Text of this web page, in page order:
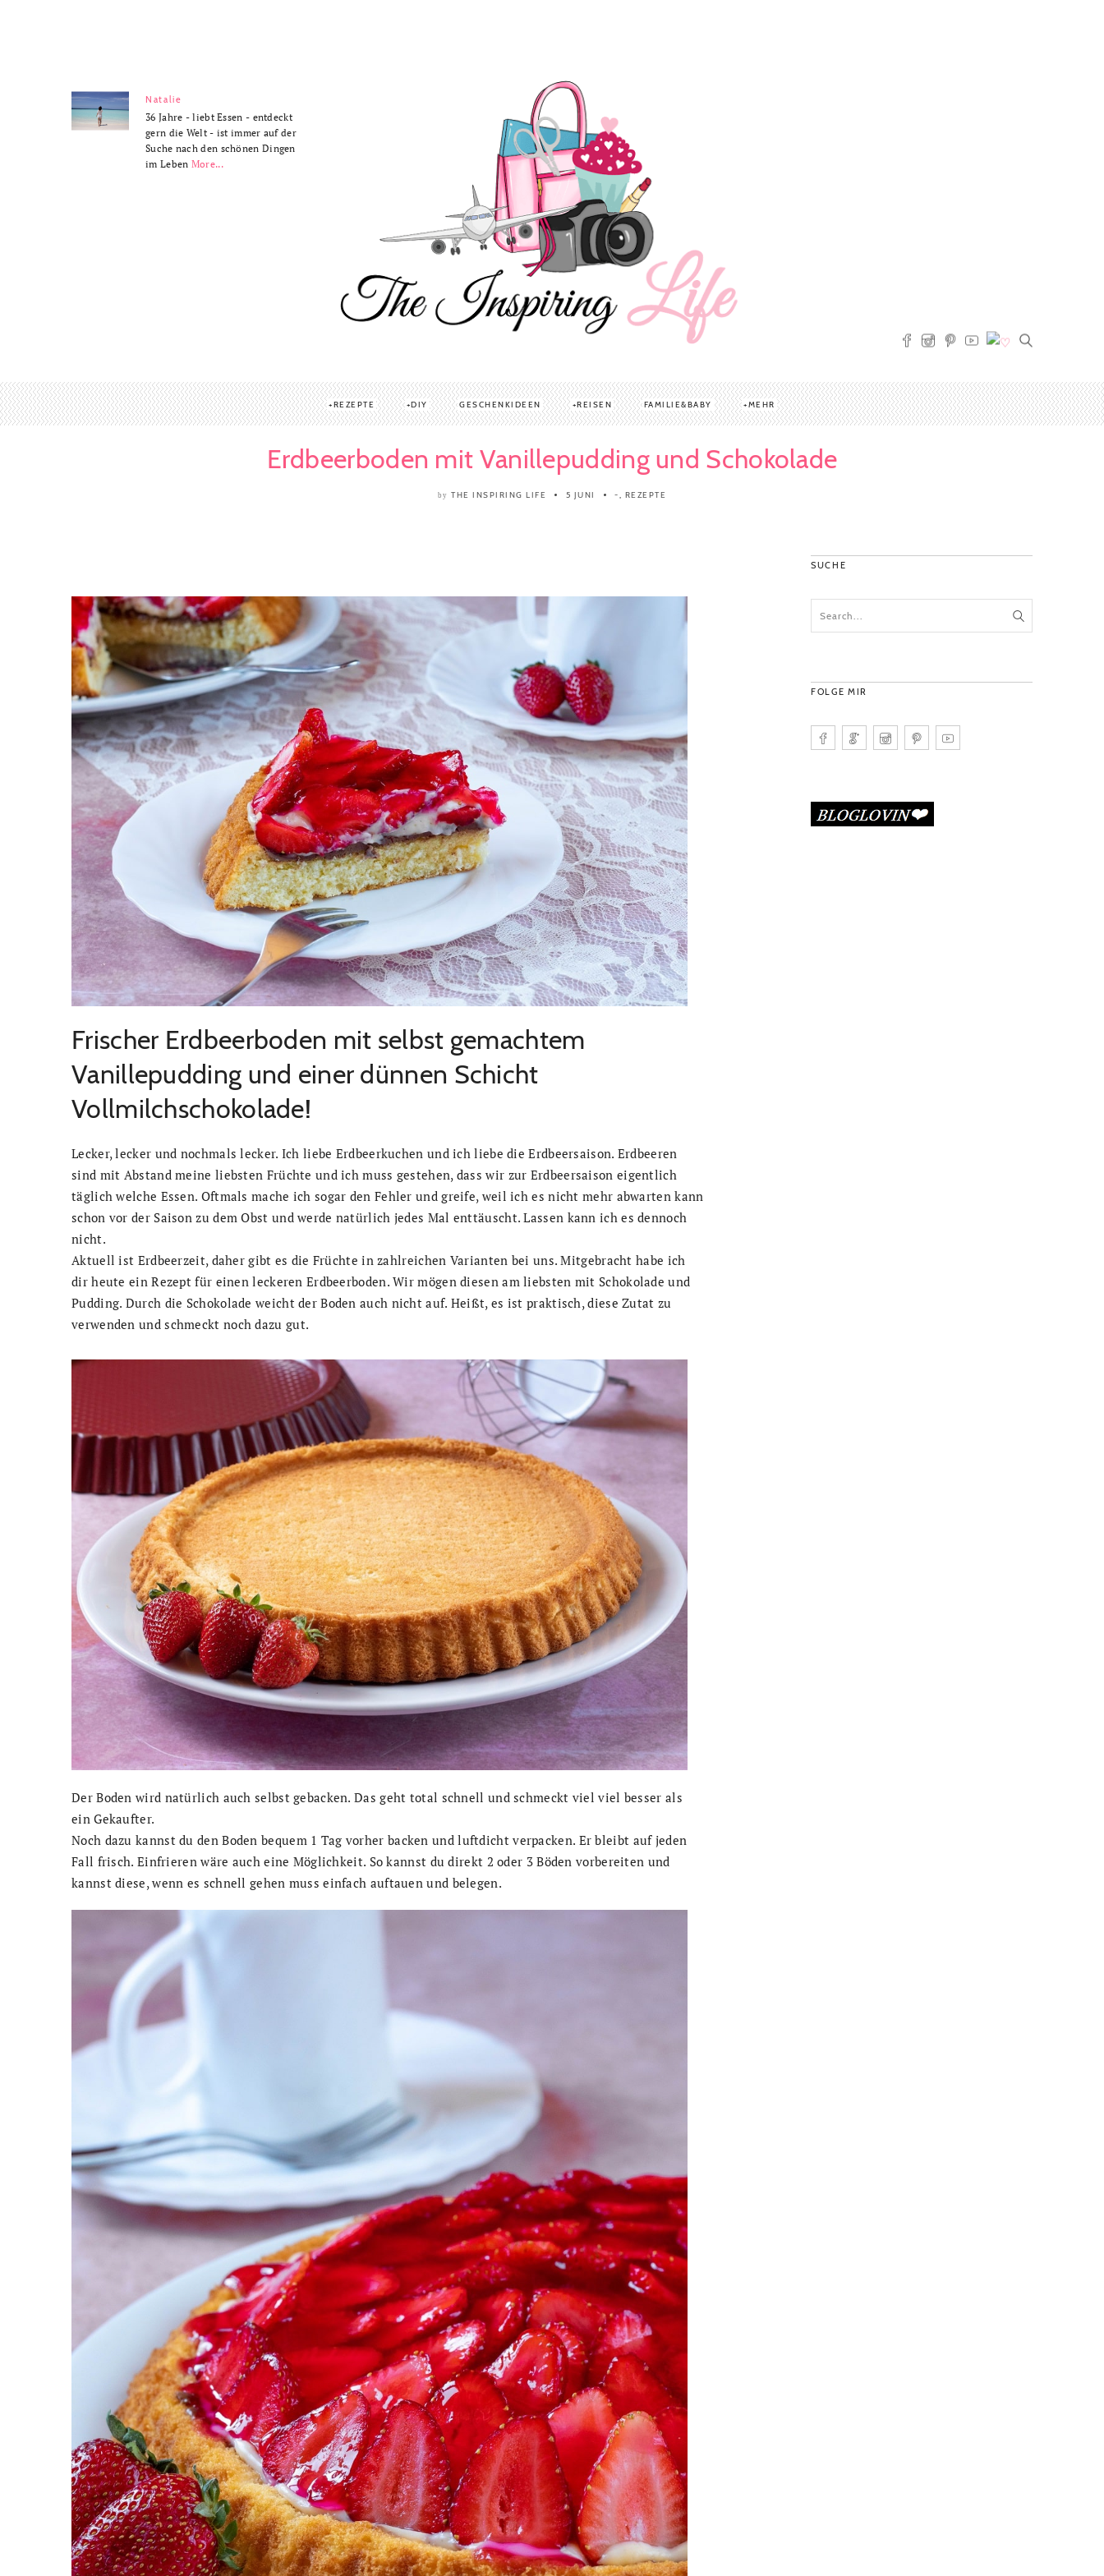
Natalie
36 Jahre - liebt Essen - entdeckt
gern die Welt - ist immer auf der
Suche nach den schönen Dingen
im Leben More...
REZEPTE DIY GESCHENKIDEEN REISEN FAMILIE&BABY MEHR
Erdbeerboden mit Vanillepudding und Schokolade
by THE INSPIRING LIFE 5 JUNI -, REZEPTE
Frischer Erdbeerboden mit selbst gemachtem
Vanillepudding und einer dünnen Schicht
Vollmilchschokolade!
Lecker, lecker und nochmals lecker. Ich liebe Erdbeerkuchen und ich liebe die Erdbeersaison. Erdbeeren
sind mit Abstand meine liebsten Früchte und ich muss gestehen, dass wir zur Erdbeersaison eigentlich
täglich welche Essen. Oftmals mache ich sogar den Fehler und greife, weil ich es nicht mehr abwarten kann
schon vor der Saison zu dem Obst und werde natürlich jedes Mal enttäuscht. Lassen kann ich es dennoch
nicht.
Aktuell ist Erdbeerzeit, daher gibt es die Früchte in zahlreichen Varianten bei uns. Mitgebracht habe ich
dir heute ein Rezept für einen leckeren Erdbeerboden. Wir mögen diesen am liebsten mit Schokolade und
Pudding. Durch die Schokolade weicht der Boden auch nicht auf. Heißt, es ist praktisch, diese Zutat zu
verwenden und schmeckt noch dazu gut.
Der Boden wird natürlich auch selbst gebacken. Das geht total schnell und schmeckt viel viel besser als
ein Gekaufter.
Noch dazu kannst du den Boden bequem 1 Tag vorher backen und luftdicht verpacken. Er bleibt auf jeden
Fall frisch. Einfrieren wäre auch eine Möglichkeit. So kannst du direkt 2 oder 3 Böden vorbereiten und
kannst diese, wenn es schnell gehen muss einfach auftauen und belegen.
SUCHE
FOLGE MIR